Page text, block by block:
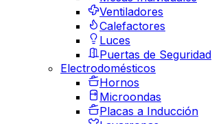
Ventiladores
Calefactores
Luces
Puertas de Seguridad
Electrodomésticos
Hornos
Microondas
Placas a Inducción